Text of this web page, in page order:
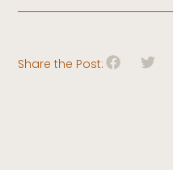
Share the Post: